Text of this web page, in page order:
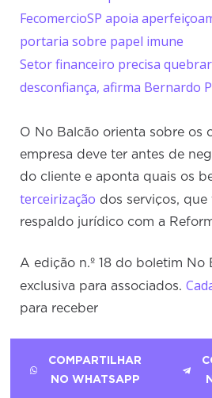
FecomercioSP apoia
portaria sobre papel imune
Setor financeiro precisa
desconfiança, afirma Bernardo
O No Balcão orienta sobre os
empresa deve ter antes de
do cliente e aponta quais os
terceirização dos serviços, que
respaldo jurídico com a
A edição n.º 18 do boletim No
exclusiva para associados.
para receber
COMPARTILHAR
NO WHATSAPP